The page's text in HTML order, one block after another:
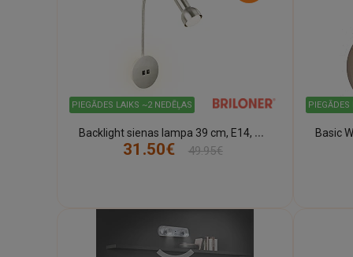
PIEGĀDES LAIKS ~2 NEDĒĻAS
B
acklight sienas lampa 39 cm, E14, max 10 W, niķelis matēts (BRILONER)
31.50€
49.95€
PIEGĀDES